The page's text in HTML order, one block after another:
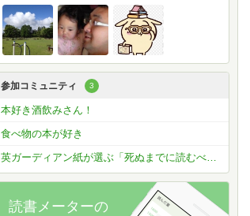
参加コミュニティ 3
本好き酒飲みさん！
食べ物の本が好き
英ガーディアン紙が選ぶ「死ぬまでに読むべき」必読小説1000冊を読破しよう！
読書メーターの